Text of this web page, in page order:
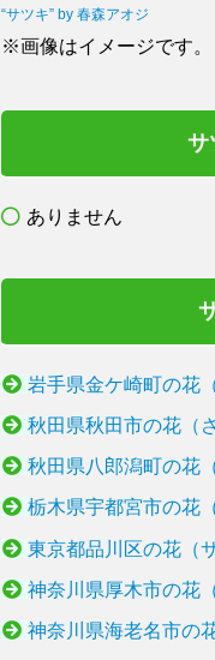
“サツキ” by 春森アオジ
※画像はイメージです。
サ
ありません
岩手県金ケ崎町の花
秋田県秋田市の花（
秋田県八郎潟町の花
栃木県宇都宮市の花
東京都品川区の花（
神奈川県厚木市の花
神奈川県海老名市の